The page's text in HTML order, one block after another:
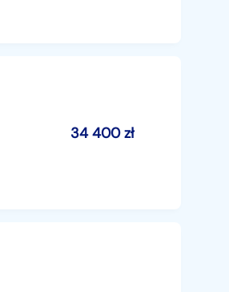
34 400zł